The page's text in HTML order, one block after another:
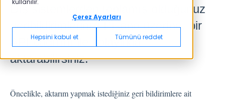
kullanılır.
Çerez Ayarları
Hepsini kabul et Tümünü reddet
CSAT
Raporlama 2024
Geri Bildirimler
Spam
Dış sistemlerden toplamış olduğunuz
geribildirimlerinizi Pisano üzerine, bir
API çağrımı ile kolaylıkla
aktarabilirsiniz.
Öncelikle, aktarım yapmak istediğiniz geri bildirimlere ait